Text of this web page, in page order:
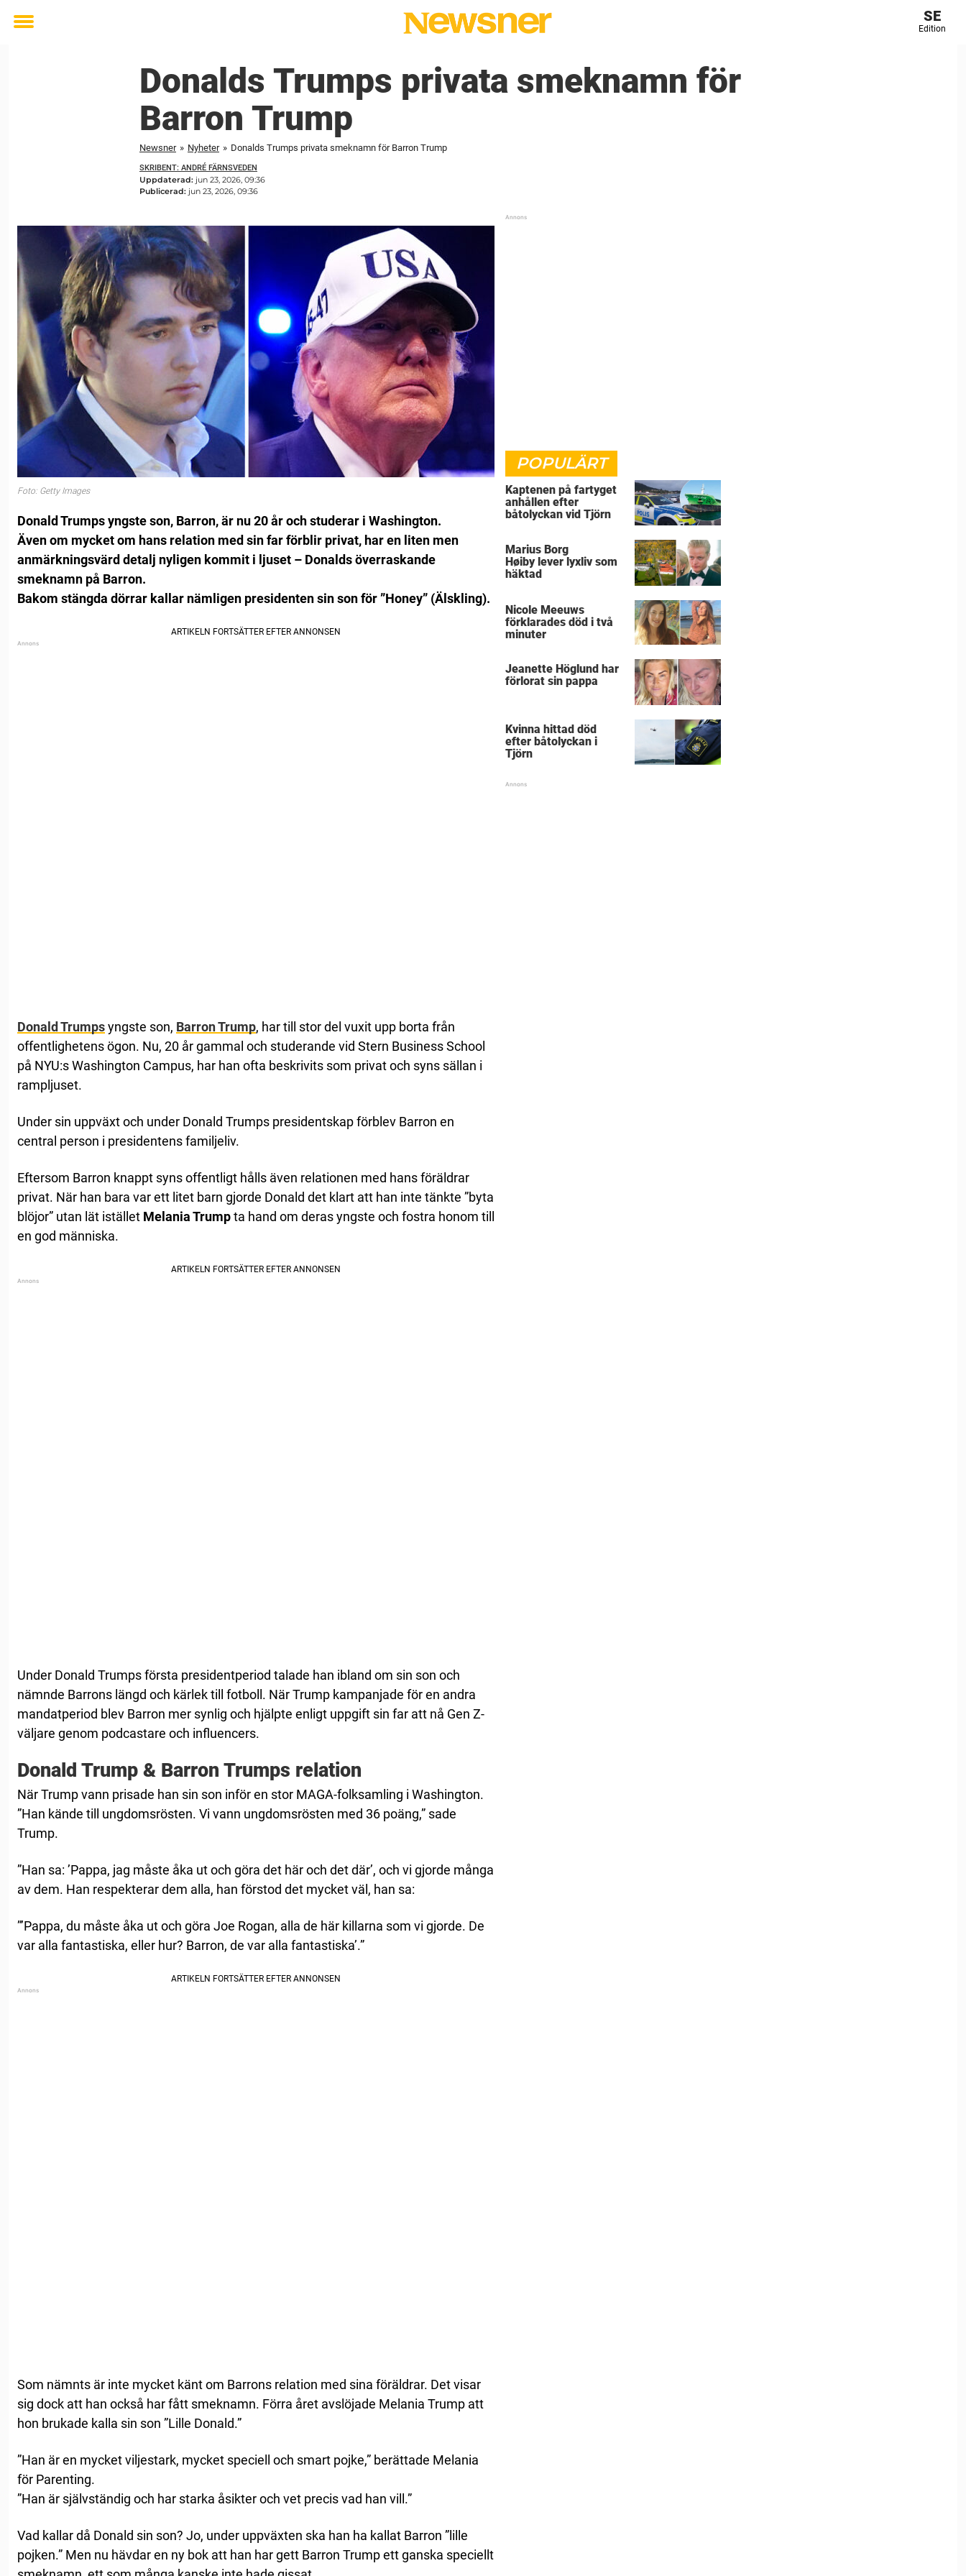
Toggle
SE
Edition
Donalds Trumps privata smeknamn för
Barron Trump
Newsner » Nyheter » Donalds Trumps privata smeknamn för Barron Trump
SKRIBENT: ANDRÉ FÄRNSVEDEN
Uppdaterad: jun 23, 2026, 09:36
Publicerad: jun 23, 2026, 09:36
Foto: Getty Images
Donald Trumps yngste son, Barron, är nu 20 år och studerar i Washington.
Även om mycket om hans relation med sin far förblir privat, har en liten men
anmärkningsvärd detalj nyligen kommit i ljuset – Donalds överraskande
smeknamn på Barron.
Bakom stängda dörrar kallar nämligen presidenten sin son för ”Honey” (Älskling).
Donald Trumpsyngste son, Barron Trump, har till stor del vuxit upp borta från
offentlighetens ögon. Nu, 20 år gammal och studerande vid Stern Business School
på NYU:s Washington Campus, har han ofta beskrivits som privat och syns sällan i
rampljuset.
Under sin uppväxt och under Donald Trumps presidentskap förblev Barron en
central person i presidentens familjeliv.
Eftersom Barron knappt syns offentligt hålls även relationen med hans föräldrar
privat. När han bara var ett litet barn gjorde Donald det klart att han inte tänkte ”byta
blöjor” utan lät istället Melania Trumpta hand om deras yngste och fostra honom till
en god människa.
Under Donald Trumps första presidentperiod talade han ibland om sin son och
nämnde Barrons längd och kärlek till fotboll. När Trump kampanjade för en andra
mandatperiod blev Barron mer synlig och hjälpte enligt uppgift sin far att nå Gen Z-
väljare genom podcastare och influencers.
Donald Trump & Barron Trumps relation
När Trump vann prisade han sin son inför en stor MAGA-folksamling i Washington.
”Han kände till ungdomsrösten. Vi vann ungdomsrösten med 36 poäng,” sade
Trump.
”Han sa: ’Pappa, jag måste åka ut och göra det här och det där’, och vi gjorde många
av dem. Han respekterar dem alla, han förstod det mycket väl, han sa:
”’Pappa, du måste åka ut och göra Joe Rogan, alla de här killarna som vi gjorde. De
var alla fantastiska, eller hur? Barron, de var alla fantastiska’.”
Som nämnts är inte mycket känt om Barrons relation med sina föräldrar. Det visar
sig dock att han också har fått smeknamn. Förra året avslöjade Melania Trump att
hon brukade kalla sin son ”Lille Donald.”
”Han är en mycket viljestark, mycket speciell och smart pojke,” berättade Melania
för Parenting.
”Han är självständig och har starka åsikter och vet precis vad han vill.”
Vad kallar då Donald sin son? Jo, under uppväxten ska han ha kallat Barron ”lille
pojken.” Men nu hävdar en ny bok att han har gett Barron Trump ett ganska speciellt
POPULÄRT
Kaptenen på fartyget
anhållen efter
båtolyckan vid Tjörn
Marius Borg
Høiby lever lyxliv som
häktad
Nicole Meeuws
förklarades död i två
minuter
Jeanette Höglund har
förlorat sin pappa
Kvinna hittad död
efter båtolyckan i
Tjörn